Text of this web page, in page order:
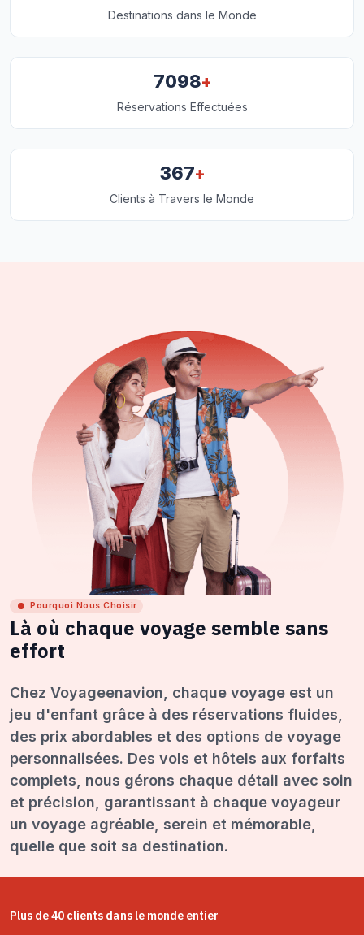
Destinations dans le Monde
7098+
Réservations Effectuées
367+
Clients à Travers le Monde
Pourquoi Nous Choisir
Là où chaque voyage semble sans
effort
Chez Voyageenavion, chaque voyage est un
jeu d'enfant grâce à des réservations fluides,
des prix abordables et des options de voyage
personnalisées. Des vols et hôtels aux forfaits
complets, nous gérons chaque détail avec soin
et précision, garantissant à chaque voyageur
un voyage agréable, serein et mémorable,
quelle que soit sa destination.
Plus de 40 clients dans le monde entier